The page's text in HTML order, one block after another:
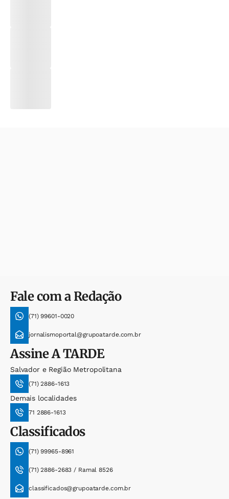
Fale com a Redação
(71) 99601-0020
jornalismoportal@grupoatarde.com.br
AssineA TARDE
Salvador e Região Metropolitana
(71) 2886-1613
Demais localidades
71 2886-1613
Classificados
(71) 99965-8961
(71) 2886-2683 / Ramal 8526
classificados@grupoatarde.com.br